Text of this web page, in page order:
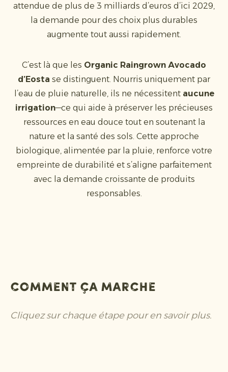
attendue de plus de 3 milliards d’euros d’ici 2029,
la demande pour des choix plus durables
augmente tout aussi rapidement.
C’est là que les Organic Raingrown Avocado
d’Eosta se distinguent. Nourris uniquement par
l’eau de pluie naturelle, ils ne nécessitent aucune
irrigation—ce qui aide à préserver les précieuses
ressources en eau douce tout en soutenant la
nature et la santé des sols. Cette approche
biologique, alimentée par la pluie, renforce votre
empreinte de durabilité et s’aligne parfaitement
avec la demande croissante de produits
responsables.
Comment ça marche
Cliquez sur chaque étape pour en savoir plus.